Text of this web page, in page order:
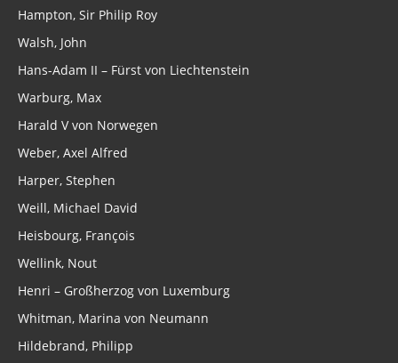
Hampton, Sir Philip Roy
Walsh, John
Hans-Adam II – Fürst von Liechtenstein
Warburg, Max
Harald V von Norwegen
Weber, Axel Alfred
Harper, Stephen
Weill, Michael David
Heisbourg, François
Wellink, Nout
Henri – Großherzog von Luxemburg
Whitman, Marina von Neumann
Hildebrand, Philipp